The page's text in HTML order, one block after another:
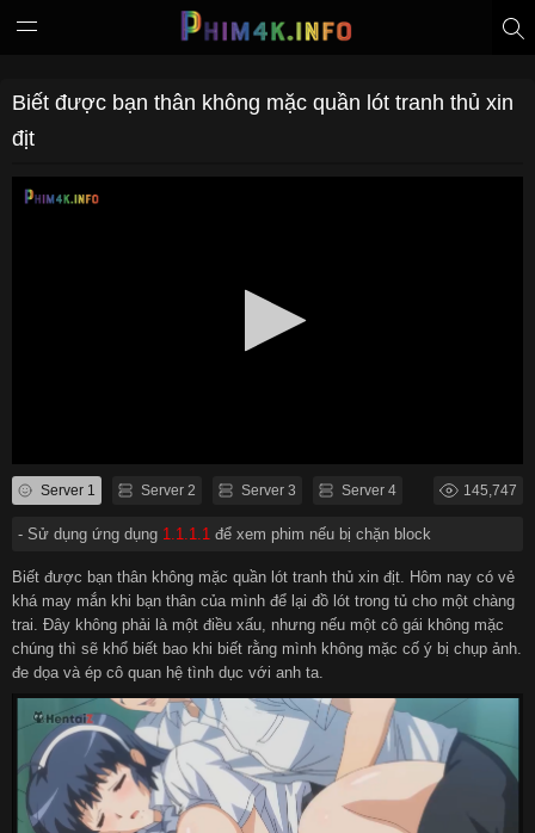
Biết được bạn thân không mặc quần lót tranh thủ xin
địt
Server 1 Server 2 Server 3 Server 4 145,747
- Sử dụng ứng dụng 1.1.1.1 để xem phim nếu bị chặn block
Biết được bạn thân không mặc quần lót tranh thủ xin địt. Hôm nay có vẻ
khá may mắn khi bạn thân của mình để lại đồ lót trong tủ cho một chàng
trai. Đây không phải là một điều xấu, nhưng nếu một cô gái không mặc
chúng thì sẽ khổ biết bao khi biết rằng mình không mặc cố ý bị chụp ảnh.
đe dọa và ép cô quan hệ tình dục với anh ta.